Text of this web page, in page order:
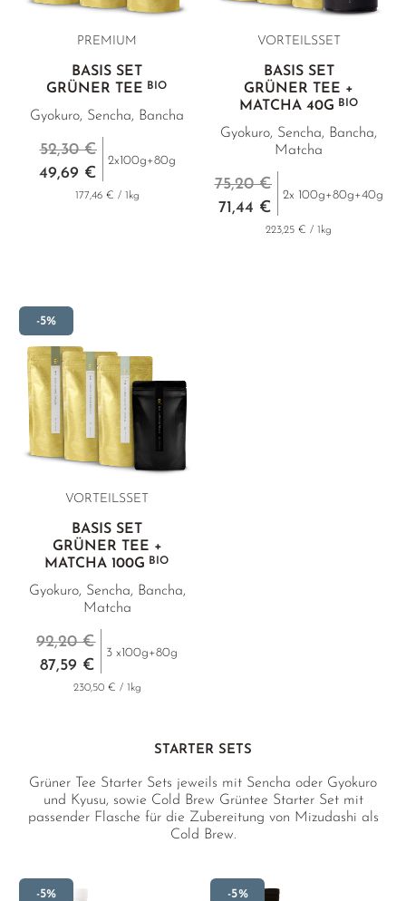
PREMIUM
BASIS SET
GRÜNER TEEBIO
Gyokuro, Sencha, Bancha
49,69 €
52,30 €
2x100g+80g
177,46 € / 1kg
VORTEILSSET
BASIS SET
GRÜNER TEE +
MATCHA 40G BIO
Gyokuro, Sencha, Bancha,
Matcha
71,44 €
75,20 €
2x 100g+80g+40g
223,25 € / 1kg
-5%
VORTEILSSET
BASIS SET
GRÜNER TEE +
MATCHA100G BIO
Gyokuro, Sencha, Bancha,
Matcha
87,59 €
92,20 €
3 x100g+80g
230,50 € / 1kg
STARTER SETS
Grüner Tee Starter Sets jeweils mit Sencha oder Gyokuro
und Kyusu, sowie Cold Brew Grüntee Starter Set mit
passender Flasche für die Zubereitung von Mizudashi als
Cold Brew.
-5% -5%